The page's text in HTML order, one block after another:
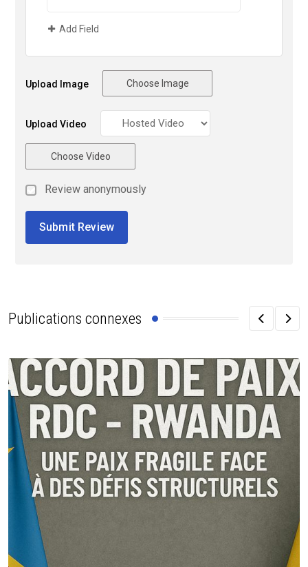
Add Field
Upload Image Choose Image
Upload Video
Choose Video
Review anonymously
Publications connexes